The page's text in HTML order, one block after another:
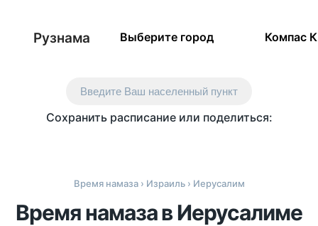
Рузнама Выберите город Компас
Введите Ваш населенный пункт
Сохранить расписание или поделиться:
Время намаза› Израиль› Иерусалим
Время намаза в Иерусалиме